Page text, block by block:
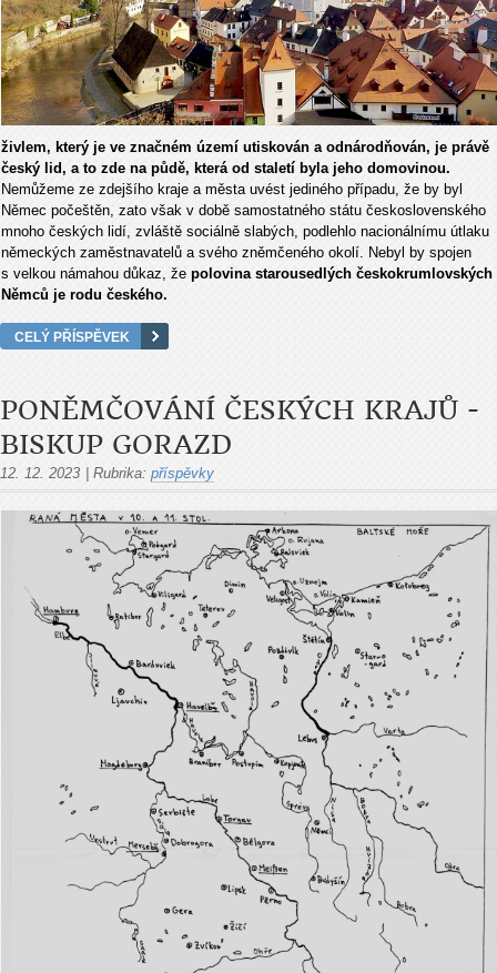
živlem, který je ve značném území utiskován a odnárodňován, je právě
český lid, a to zde na půdě, která od staletí byla jeho domovinou.
Nemůžeme ze zdejšího kraje a města uvést jediného případu, že by byl
Němec počeštěn, zato však v době samostatného státu československého
mnoho českých lidí, zvláště sociálně slabých, podlehlo nacionálnímu útlaku
německých zaměstnavatelů a svého zněmčeného okolí. Nebyl by spojen
s velkou námahou důkaz, že polovina starousedlých českokrumlovských
Němců je rodu českého.
CELÝ PŘÍSPĚVEK
PONĚMČOVÁNÍ ČESKÝCH KRAJŮ -
BISKUP GORAZD
12. 12. 2023 Rubrika: příspěvky